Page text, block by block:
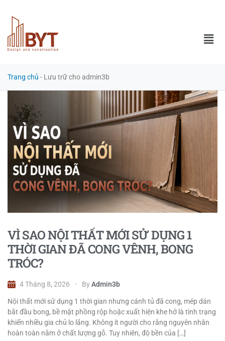
Trang chủ - Lưu trữ cho admin3b
VÌ SAO NỘI THẤT MỚI SỬ DỤNG 1
THỜI GIAN ĐÃ CONG VÊNH, BONG
TRÓC?
4 Tháng 8, 2026 ByAdmin3b
Nội thất mới sử dụng 1 thời gian nhưng cánh tủ đã cong, mép dán
bắt đầu bong, bề mặt phồng rộp hoặc xuất hiện khe hở là tình trạng
khiến nhiều gia chủ lo lắng. Không ít người cho rằng nguyên nhân
hoàn toàn nằm ở chất lượng gỗ. Tuy nhiên, độ bền của […]